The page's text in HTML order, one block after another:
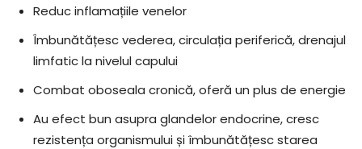
Reduc inflamațiile venelor
Îmbunătățesc vederea, circulația periferică, drenajul
limfatic la nivelul capului
Combat oboseala cronică, oferă un plus de energie
Au efect bun asupra glandelor endocrine, cresc
rezistența organismului și îmbunătățesc starea